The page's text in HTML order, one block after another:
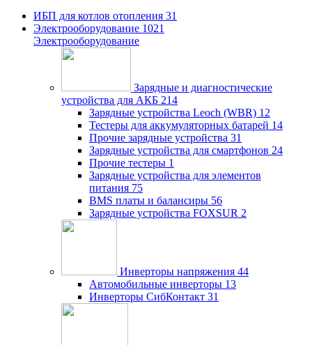
ИБП для котлов отопления 31
Электрооборудование 1021
Электрооборудование
Зарядные и диагностические
устройства для АКБ 214
Зарядные устройства Leoch (WBR) 12
Тестеры для аккумуляторных батарей 14
Прочие зарядные устройства 31
Зарядные устройства для смартфонов 24
Прочие тестеры 1
Зарядные устройства для элементов
питания 75
BMS платы и балансиры 56
Зарядные устройства FOXSUR 2
Инверторы напряжения 44
Автомобильные инверторы 13
Инверторы СибКонтакт 31